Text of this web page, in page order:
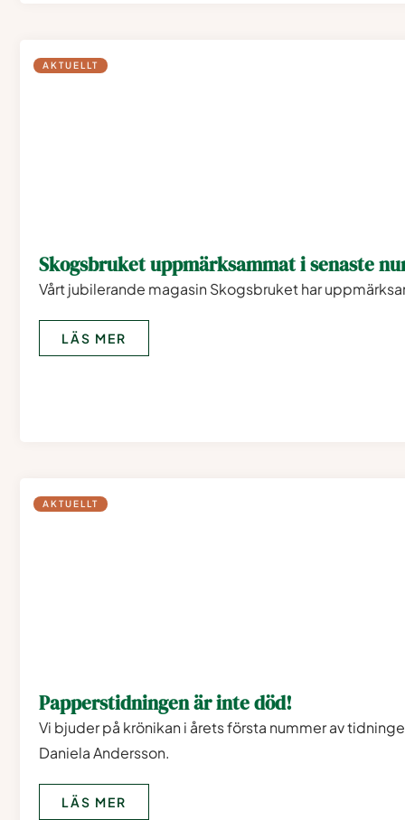
AKTUELLT
Skogsbruket uppmärksammat i senaste
Vårt jubilerande magasin Skogsbruket har
LÄS MER
AKTUELLT
Papperstidningen är inte död!
Vi bjuder på krönikan i årets första nummer av
Daniela Andersson.
LÄS MER